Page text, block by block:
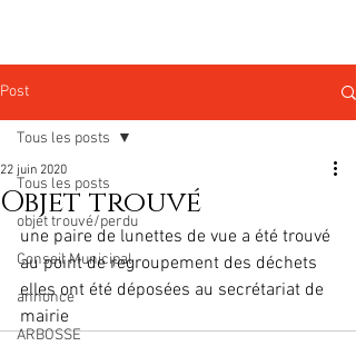
Post
Tous les posts
objet trouvé/perdu
Conseil Municipal
annonce
ARBOSSE
Tous les posts
Objet trouvé
22 juin 2020
une paire de lunettes de vue a été trouvé
au point de regroupement des déchets
elles ont été déposées au secrétariat de
mairie